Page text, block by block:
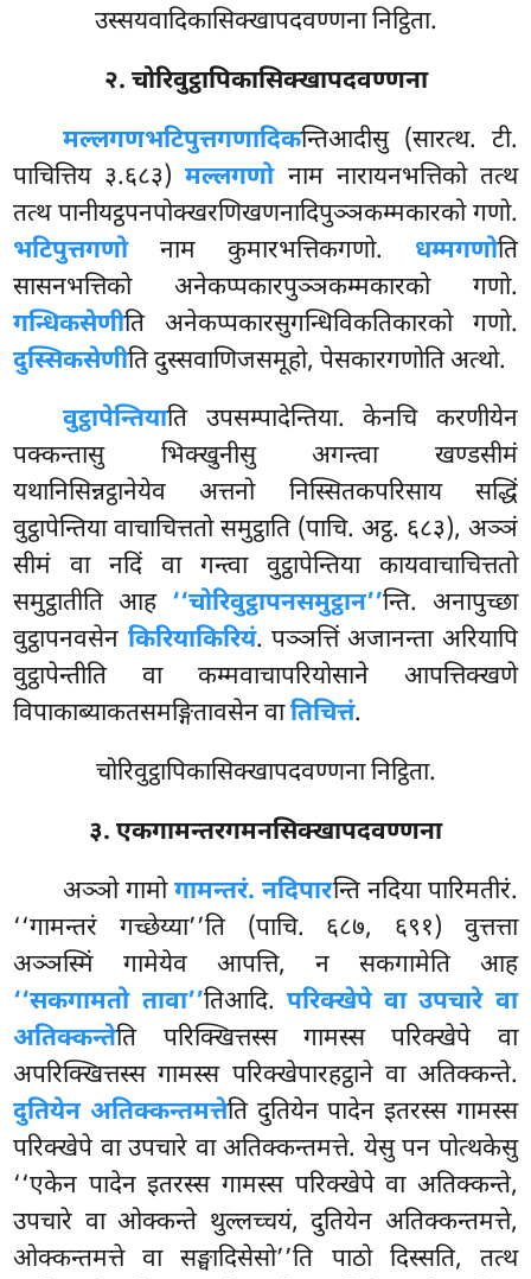
उस्सयवादिकासिक्खापदवण्णना निट्ठिता.
२. चोरिवुट्ठापिकासिक्खापदवण्णना
मल्लगणभटिपुत्तगणादिकन्तिआदीसु (सारत्थ. टी.
पाचित्तिय ३.६८३)मल्लगणोनाम नारायनभत्तिको तत्थ
तत्थ पानीयट्ठपनपोक्खरणिखणनादिपुञ्ञकम्मकारको गणो.
भटिपुत्तगणोनाम कुमारभत्तिकगणो. धम्मगणोति
सासनभत्तिको अनेकप्पकारपुञ्ञकम्मकारको गणो.
गन्धिकसेणीति अनेकप्पकारसुगन्धिविकतिकारको गणो.
दुस्सिकसेणीति दुस्सवाणिजसमूहो, पेसकारगणोति अत्थो.
वुट्ठापेन्तियाति उपसम्पादेन्तिया. केनचि करणीयेन
पक्कन्तासु भिक्खुनीसु अगन्त्वा खण्डसीमं
यथानिसिन्नट्ठानेयेव अत्तनो निस्सितकपरिसाय सद्धिं
वुट्ठापेन्तिया वाचाचित्ततो समुट्ठाति (पाचि. अट्ठ. ६८३), अञ्ञं
सीमं वा नदिं वा गन्त्वा वुट्ठापेन्तिया कायवाचाचित्ततो
समुट्ठातीति आह ‘‘चोरिवुट्ठापनसमुट्ठान’’न्ति. अनापुच्छा
वुट्ठापनवसेन किरियाकिरियं. पञ्ञत्तिं अजानन्ता अरियापि
वुट्ठापेन्तीति वा कम्मवाचापरियोसाने आपत्तिक्खणे
विपाकाब्याकतसमङ्गितावसेन वातिचित्तं.
चोरिवुट्ठापिकासिक्खापदवण्णना निट्ठिता.
३. एकगामन्तरगमनसिक्खापदवण्णना
अञ्ञोगामोगामन्तरं. नदिपारन्ति नदिया पारिमतीरं.
‘‘गामन्तरं गच्छेय्या’’ति (पाचि. ६८७, ६९१) वुत्तत्ता
अञ्ञस्मिं गामेयेव आपत्ति, न सकगामेति आह
‘‘सकगामतो तावा’’तिआदि. परिक्खेपे वा उपचारे वा
अतिक्कन्तेति परिक्खित्तस्स गामस्स परिक्खेपे वा
अपरिक्खित्तस्स गामस्स परिक्खेपारहट्ठाने वा अतिक्कन्ते.
दुतियेन अतिक्कन्तमत्तेति दुतियेन पादेन इतरस्स गामस्स
परिक्खेपे वा उपचारे वा अतिक्कन्तमत्ते. येसु पन पोत्थकेसु
‘‘एकेन पादेन इतरस्स गामस्स परिक्खेपे वा अतिक्कन्ते,
उपचारे वा ओक्कन्ते थुल्लच्चयं, दुतियेन अतिक्कन्तमत्ते,
ओक्कन्तमत्ते वा सङ्घादिसेसो’’ति पाठो दिस्सति, तत्थ